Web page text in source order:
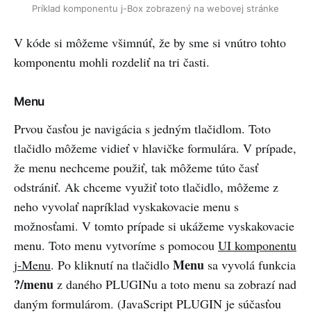
Príklad komponentu j-Box zobrazený na webovej stránke
V kóde si môžeme všimnúť, že by sme si vnútro tohto
komponentu mohli rozdeliť na tri časti.
Menu
Prvou časťou je navigácia s jedným tlačidlom. Toto
tlačidlo môžeme vidieť v hlavičke formulára. V prípade,
že menu nechceme použiť, tak môžeme túto časť
odstrániť. Ak chceme využiť toto tlačidlo, môžeme z
neho vyvolať napríklad vyskakovacie menu s
možnosťami. V tomto prípade si ukážeme vyskakovacie
menu. Toto menu vytvoríme s pomocou UI komponentu
j-Menu. Po kliknutí na tlačidlo Menu sa vyvolá funkcia
?/menu z daného PLUGINu a toto menu sa zobrazí nad
daným formulárom. (JavaScript PLUGIN je súčasťou